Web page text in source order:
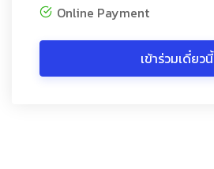
Online Payment
เข้าร่วมเดี๋ยวนี้